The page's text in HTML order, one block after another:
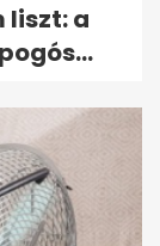
liszt: a